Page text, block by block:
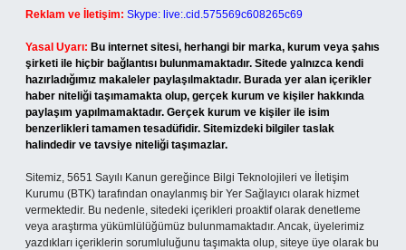
Reklam ve İletişim: Skype: live:.cid.575569c608265c69
Yasal Uyarı: Bu internet sitesi, herhangi bir marka, kurum veya şahıs
şirketi ile hiçbir bağlantısı bulunmamaktadır. Sitede yalnızca kendi
hazırladığımız makaleler paylaşılmaktadır. Burada yer alan içerikler
haber niteliği taşımamakta olup, gerçek kurum ve kişiler hakkında
paylaşım yapılmamaktadır. Gerçek kurum ve kişiler ile isim
benzerlikleri tamamen tesadüfidir. Sitemizdeki bilgiler taslak
halindedir ve tavsiye niteliği taşımazlar.
Sitemiz, 5651 Sayılı Kanun gereğince Bilgi Teknolojileri ve İletişim
Kurumu (BTK) tarafından onaylanmış bir Yer Sağlayıcı olarak hizmet
vermektedir. Bu nedenle, sitedeki içerikleri proaktif olarak denetleme
veya araştırma yükümlülüğümüz bulunmamaktadır. Ancak, üyelerimiz
yazdıkları içeriklerin sorumluluğunu taşımakta olup, siteye üye olarak bu